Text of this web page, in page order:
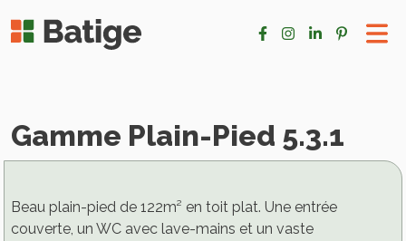
Gamme Plain-Pied 5.3.1
Beau plain-pied de 122m² en toit plat. Une entrée
couverte, un WC avec lave-mains et un vaste